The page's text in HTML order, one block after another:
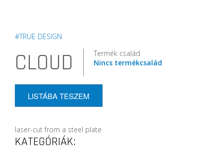
#TRUE DESIGN
CLOUD
Termék család
Nincs termékcsalád
LISTÁBA TESZEM
laser-cut from a steel plate
KATEGÓRIÁK: